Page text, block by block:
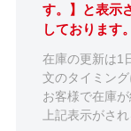
す。】と表示
しております。
在庫の更新は1
文のタイミン
お客様で在庫
上記表示がさ